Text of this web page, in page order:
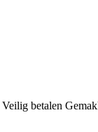
Veilig betalen